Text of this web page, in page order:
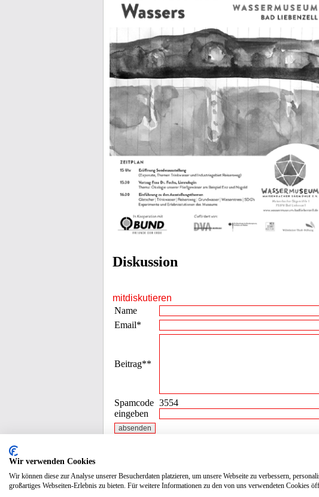
Diskussion
mitdiskutieren
Name
Email*
Beitrag**
Spamcode
eingeben
3554
Datenschutz / Impressum
Wir verwenden Cookies
Wir können diese zur Analyse unserer Besucherdaten platzieren, um unsere Webseite zu verbessern,
großartiges Webseiten-Erlebnis zu bieten. Für weitere Informationen zu den von uns verwendeten Cookies